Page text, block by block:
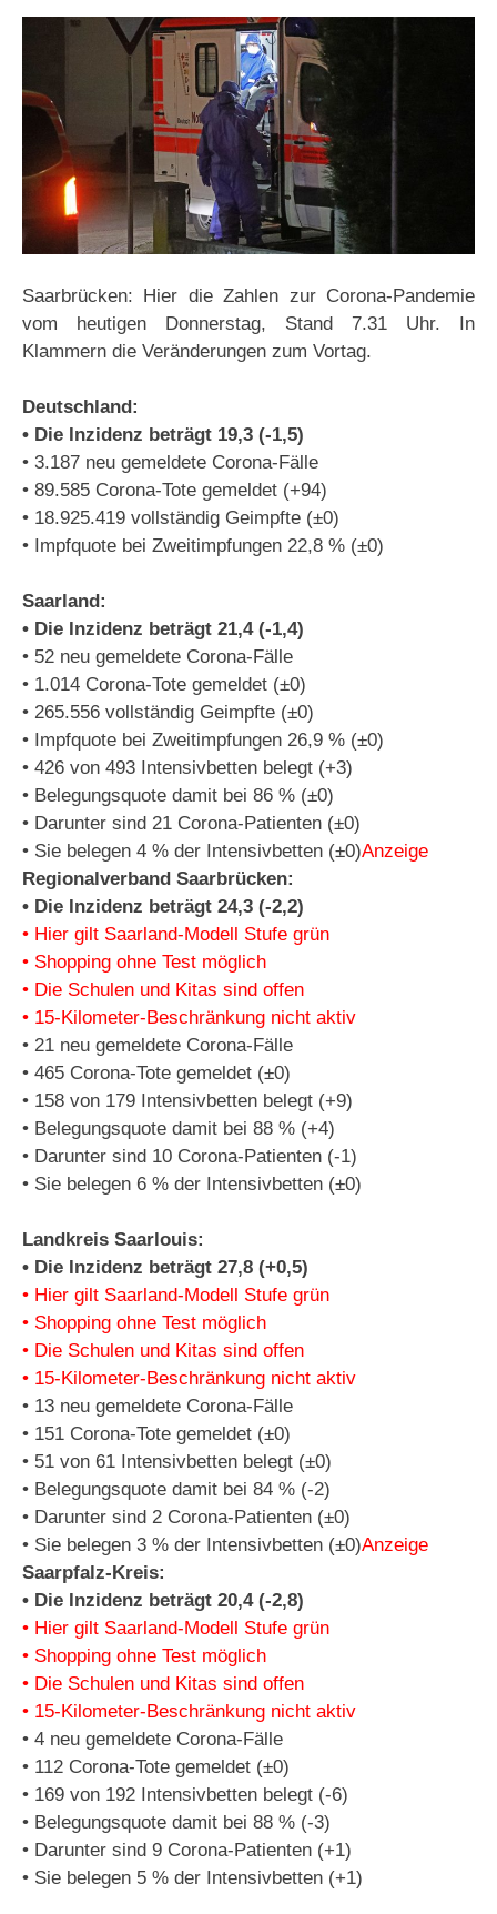
Saarbrücken: Hier die Zahlen zur Corona-Pandemie
vom heutigen Donnerstag, Stand 7.31 Uhr. In
Klammern die Veränderungen zum Vortag.
Deutschland:
• Die Inzidenz beträgt 19,3 (-1,5)
• 3.187 neu gemeldete Corona-Fälle
• 89.585 Corona-Tote gemeldet (+94)
• 18.925.419 vollständig Geimpfte (±0)
• Impfquote bei Zweitimpfungen 22,8 % (±0)
Saarland:
• Die Inzidenz beträgt 21,4 (-1,4)
• 52 neu gemeldete Corona-Fälle
• 1.014 Corona-Tote gemeldet (±0)
• 265.556 vollständig Geimpfte (±0)
• Impfquote bei Zweitimpfungen 26,9 % (±0)
• 426 von 493 Intensivbetten belegt (+3)
• Belegungsquote damit bei 86 % (±0)
• Darunter sind 21 Corona-Patienten (±0)
• Sie belegen 4 % der Intensivbetten (±0)Anzeige
Regionalverband Saarbrücken:
• Die Inzidenz beträgt 24,3 (-2,2)
• Hier gilt Saarland-Modell Stufe grün
• Shopping ohne Test möglich
• Die Schulen und Kitas sind offen
• 15-Kilometer-Beschränkung nicht aktiv
• 21 neu gemeldete Corona-Fälle
• 465 Corona-Tote gemeldet (±0)
• 158 von 179 Intensivbetten belegt (+9)
• Belegungsquote damit bei 88 % (+4)
• Darunter sind 10 Corona-Patienten (-1)
• Sie belegen 6 % der Intensivbetten (±0)
Landkreis Saarlouis:
• Die Inzidenz beträgt 27,8 (+0,5)
• Hier gilt Saarland-Modell Stufe grün
• Shopping ohne Test möglich
• Die Schulen und Kitas sind offen
• 15-Kilometer-Beschränkung nicht aktiv
• 13 neu gemeldete Corona-Fälle
• 151 Corona-Tote gemeldet (±0)
• 51 von 61 Intensivbetten belegt (±0)
• Belegungsquote damit bei 84 % (-2)
• Darunter sind 2 Corona-Patienten (±0)
• Sie belegen 3 % der Intensivbetten (±0)Anzeige
Saarpfalz-Kreis:
• Die Inzidenz beträgt 20,4 (-2,8)
• Hier gilt Saarland-Modell Stufe grün
• Shopping ohne Test möglich
• Die Schulen und Kitas sind offen
• 15-Kilometer-Beschränkung nicht aktiv
• 4 neu gemeldete Corona-Fälle
• 112 Corona-Tote gemeldet (±0)
• 169 von 192 Intensivbetten belegt (-6)
• Belegungsquote damit bei 88 % (-3)
• Darunter sind 9 Corona-Patienten (+1)
• Sie belegen 5 % der Intensivbetten (+1)